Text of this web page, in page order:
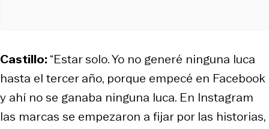
Castillo:“Estar solo. Yo no generé ninguna luca
hasta el tercer año, porque empecé en Facebook
y ahí no se ganaba ninguna luca. En Instagram
las marcas se empezaron a fijar por las historias,